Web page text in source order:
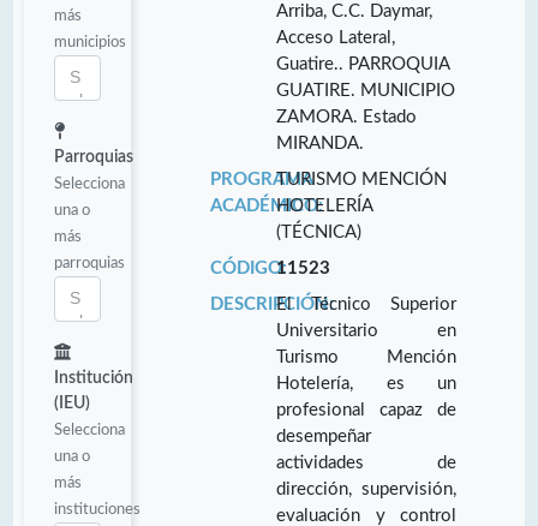
más
municipios
Parroquias
Selecciona
una o
más
parroquias
Institución
(IEU)
Selecciona
una o
más
instituciones
Arriba, C.C. Daymar,
Acceso Lateral,
Guatire.. PARROQUIA
GUATIRE. MUNICIPIO
ZAMORA. Estado
MIRANDA.
PROGRAMA
ACADÉMICO:
TURISMO MENCIÓN
HOTELERÍA
(TÉCNICA)
CÓDIGO:11523
DESCRIPCIÓN:El Técnico Superior
Universitario en
Turismo Mención
Hotelería, es un
profesional capaz de
desempeñar
actividades de
dirección, supervisión,
evaluación y control